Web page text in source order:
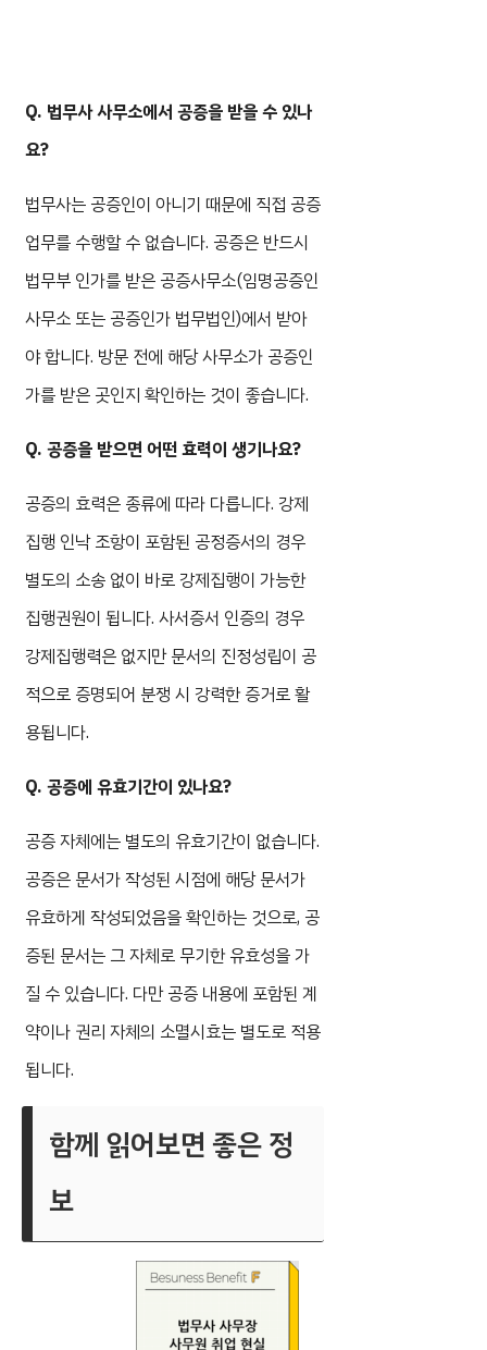
Q. 법무사 사무소에서 공증을 받을 수 있나
요?
법무사는 공증인이 아니기 때문에 직접 공증
업무를 수행할 수 없습니다. 공증은 반드시
법무부 인가를 받은 공증사무소(임명공증인
사무소 또는 공증인가 법무법인)에서 받아
야 합니다. 방문 전에 해당 사무소가 공증인
가를 받은 곳인지 확인하는 것이 좋습니다.
Q. 공증을 받으면 어떤 효력이 생기나요?
공증의 효력은 종류에 따라 다릅니다. 강제
집행 인낙 조항이 포함된 공정증서의 경우
별도의 소송 없이 바로 강제집행이 가능한
집행권원이 됩니다. 사서증서 인증의 경우
강제집행력은 없지만 문서의 진정성립이 공
적으로 증명되어 분쟁 시 강력한 증거로 활
용됩니다.
Q. 공증에 유효기간이 있나요?
공증 자체에는 별도의 유효기간이 없습니다.
공증은 문서가 작성된 시점에 해당 문서가
유효하게 작성되었음을 확인하는 것으로, 공
증된 문서는 그 자체로 무기한 유효성을 가
질 수 있습니다. 다만 공증 내용에 포함된 계
약이나 권리 자체의 소멸시효는 별도로 적용
됩니다.
함께 읽어보면 좋은 정
보